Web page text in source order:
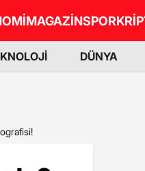
MAGAZİNSPOR
DÜNYA